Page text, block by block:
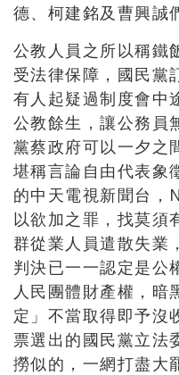
德、柯建銘及曹興誠
公教人員之所以稱鐵
受法律保障，國民黨
有人起疑過制度會中
公教餘生，讓公務員
黨蔡政府可以一夕之
堪稱言論自由代表象
的中天電視新聞台，
以欲加之罪，找莫須
群從業人員遣散失業
判決已一一認定是公
人民團體財產權，暗
定」不當取得即予沒
票選出的國民黨立法
撈似的，一網打盡大